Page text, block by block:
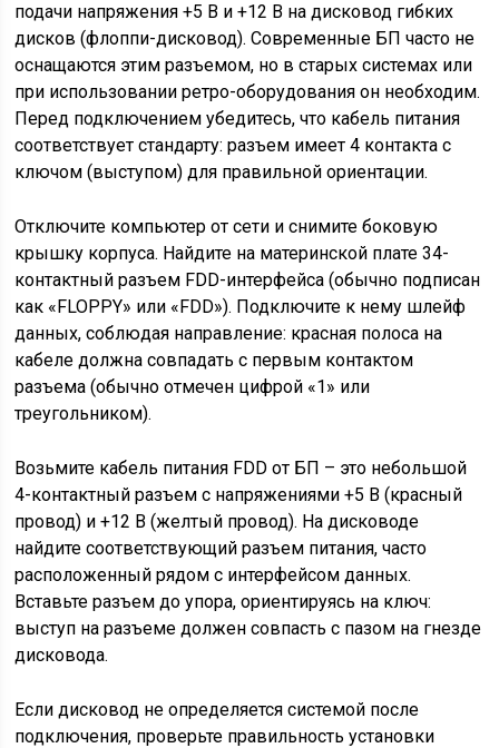
подачи напряжения +5 В и +12 В на дисковод гибких
дисков (флоппи-дисковод). Современные БП часто не
оснащаются этим разъемом, но в старых системах или
при использовании ретро-оборудования он необходим.
Перед подключением убедитесь, что кабель питания
соответствует стандарту: разъем имеет 4 контакта с
ключом (выступом) для правильной ориентации.
Отключите компьютер от сети и снимите боковую
крышку корпуса. Найдите на материнской плате 34-
контактный разъем FDD-интерфейса (обычно подписан
как «FLOPPY» или «FDD»). Подключите к нему шлейф
данных, соблюдая направление: красная полоса на
кабеле должна совпадать с первым контактом
разъема (обычно отмечен цифрой «1» или
треугольником).
Возьмите кабель питания FDD от БП – это небольшой
4-контактный разъем с напряжениями +5 В (красный
провод) и +12 В (желтый провод). На дисководе
найдите соответствующий разъем питания, часто
расположенный рядом с интерфейсом данных.
Вставьте разъем до упора, ориентируясь на ключ:
выступ на разъеме должен совпасть с пазом на гнезде
дисковода.
Если дисковод не определяется системой после
подключения, проверьте правильность установки